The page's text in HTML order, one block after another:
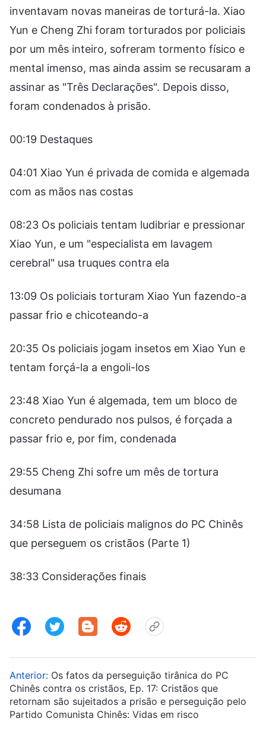
inventavam novas maneiras de torturá-la. Xiao
Yun e Cheng Zhi foram torturados por policiais
por um mês inteiro, sofreram tormento físico e
mental imenso, mas ainda assim se recusaram a
assinar as "Três Declarações". Depois disso,
foram condenados à prisão.
00:19 Destaques
04:01 Xiao Yun é privada de comida e algemada
com as mãos nas costas
08:23 Os policiais tentam ludibriar e pressionar
Xiao Yun, e um "especialista em lavagem
cerebral" usa truques contra ela
13:09 Os policiais torturam Xiao Yun fazendo-a
passar frio e chicoteando-a
20:35 Os policiais jogam insetos em Xiao Yun e
tentam forçá-la a engoli-los
23:48 Xiao Yun é algemada, tem um bloco de
concreto pendurado nos pulsos, é forçada a
passar frio e, por fim, condenada
29:55 Cheng Zhi sofre um mês de tortura
desumana
34:58 Lista de policiais malignos do PC Chinês
que perseguem os cristãos (Parte 1)
38:33 Considerações finais
Anterior: Os fatos da perseguição tirânica do PC
Chinês contra os cristãos, Ep. 17: Cristãos que
retornam são sujeitados a prisão e perseguição pelo
Partido Comunista Chinês: Vidas em risco